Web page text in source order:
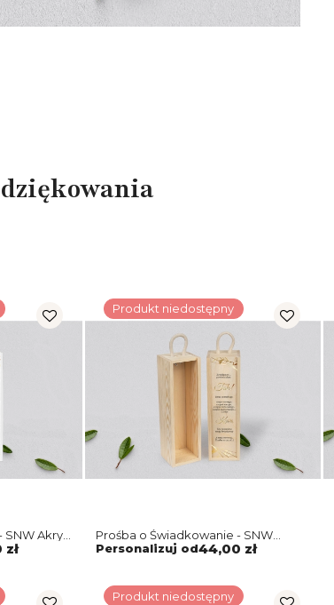
Akryl
4
Produkt niedostępny
Prośba o Świadkowanie - SNW
naturalna Marmur & Złoto Motyw 4
Personalizuj od44,00 zł
Produkt niedostępny